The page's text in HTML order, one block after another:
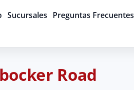
Sucursales Preguntas Frecuentes
Road